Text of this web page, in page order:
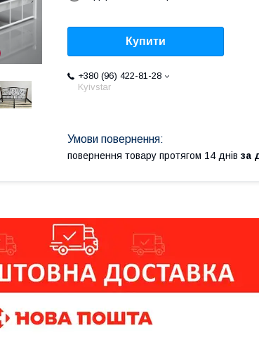
Купити
+380 (96) 422-81-28
Kyivstar
повернення товару протягом 14 днів за